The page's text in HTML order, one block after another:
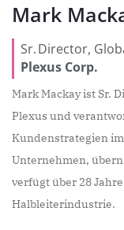
Mark
Sr. Director,
Plexus Corp.
Mark Mackay ist Sr.
Plexus und
Kundenstrategien
Unternehmen,
verfügt über 28
Halbleiterindustrie.